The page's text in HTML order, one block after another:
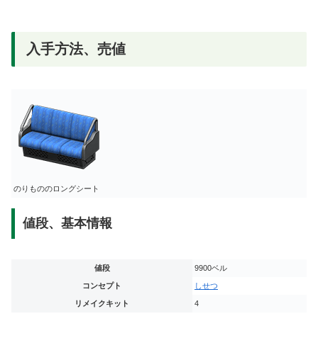
入手方法、売値
のりもののロングシート
値段、基本情報
値段 9900ベル
コンセプト しせつ
リメイクキット 4